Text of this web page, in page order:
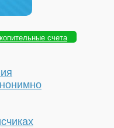
счета